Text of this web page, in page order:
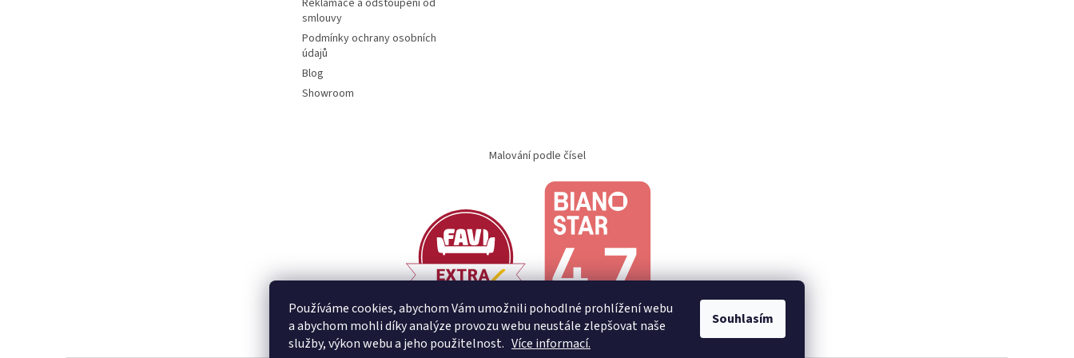
Používáme cookies, abychom Vám umožnili pohodlné prohlížení webu
a abychom mohli díky analýze provozu webu neustále zlepšovat naše
služby, výkon webu a jeho použitelnost. Více informací.
Souhlasím
Reklamace a odstoupení od
smlouvy
Podmínky ochrany osobních
údajů
Blog
Showroom
Malování podle čísel